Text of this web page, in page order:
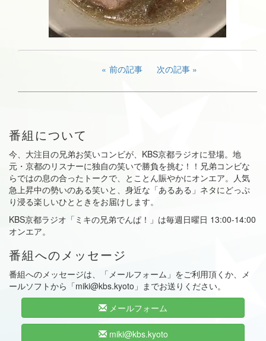
前の記事 次の記事
番組について
今、大注目の兄弟お笑いコンビが、KBS京都ラジオに登場。地
元・京都のリスナーに独自の笑いで勝負を挑む！！兄弟コンビな
らではの息の合ったトークで、とことん賑やかにオンエア。人気
急上昇中の勢いのある笑いと、身近な「あるある」ネタにどっぷ
り浸る楽しいひとときをお届けします。
KBS京都ラジオ「ミキの兄弟でんぱ！」は毎週日曜日 13:00-14:00
オンエア。
番組へのメッセージ
番組へのメッセージは、「メールフォーム」をご利用頂くか、メ
ールソフトから「miki@kbs.kyoto」までお送りください。
メールフォーム
miki@kbs.kyoto